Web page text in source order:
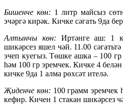
Бишенче көн: 1 литр майсыз
эчәргә кирәк. Кичке сәгать 9да
Алтынчы көн: Иртәнге аш: 1
шикәрсез яшел чәй. 11.00
эчеп куегыз. Төшке ашка – 100
һәм 100 гр эремчек. Кичке 4
кичке 9да 1 алма рөхсәт ителә.
Җиденче көн: 100 грамм эремчек
кефир. Кичен 1 стакан шикәрсез